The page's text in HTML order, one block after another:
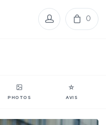
0
PHOTOS AVIS